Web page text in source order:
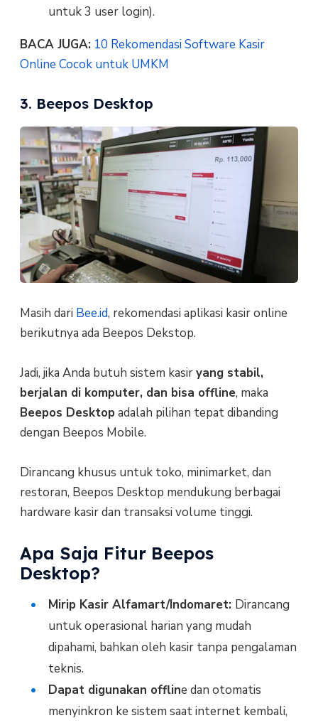
untuk 3 user login).
BACA JUGA: 10 Rekomendasi Software Kasir
Online Cocok untuk UMKM
3. Beepos Desktop
Masih dari Bee.id, rekomendasi aplikasi kasir online
berikutnya ada Beepos Dekstop.
Jadi, jika Anda butuh sistem kasiryang stabil,
berjalan di komputer, dan bisa offline, maka
Beepos Desktopadalah pilihan tepat dibanding
dengan Beepos Mobile.
Dirancang khusus untuk toko, minimarket, dan
restoran, Beepos Desktop mendukung berbagai
hardware kasir dan transaksi volume tinggi.
Apa Saja Fitur Beepos
Desktop?
Mirip Kasir Alfamart/Indomaret: Dirancang
untuk operasional harian yang mudah
dipahami, bahkan oleh kasir tanpa pengalaman
teknis.
Dapat digunakan offline dan otomatis
menyinkron ke sistem saat internet kembali,